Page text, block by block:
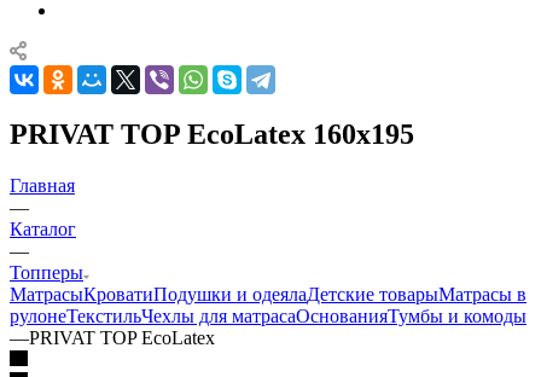
PRIVAT TOP EcoLatex 160x195
Главная
—
Каталог
—
Топперы
МатрасыКроватиПодушки и одеялаДетские товарыМатрасы в
рулонеТекстильЧехлы для матрасаОснованияТумбы и комоды
—PRIVAT TOP EcoLatex